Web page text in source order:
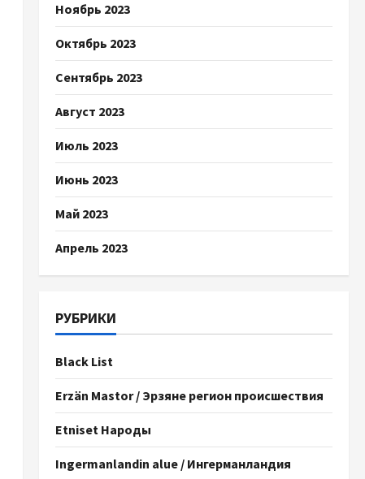
Ноябрь 2023
Октябрь 2023
Сентябрь 2023
Август 2023
Июль 2023
Июнь 2023
Май 2023
Апрель 2023
РУБРИКИ
Black List
Erzän Mastor / Эрзяне регион происшествия
Etniset Народы
Ingermanlandin alue / Ингерманландия